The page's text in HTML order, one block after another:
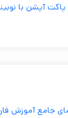
پاکت آپشن با
جامع آموزش